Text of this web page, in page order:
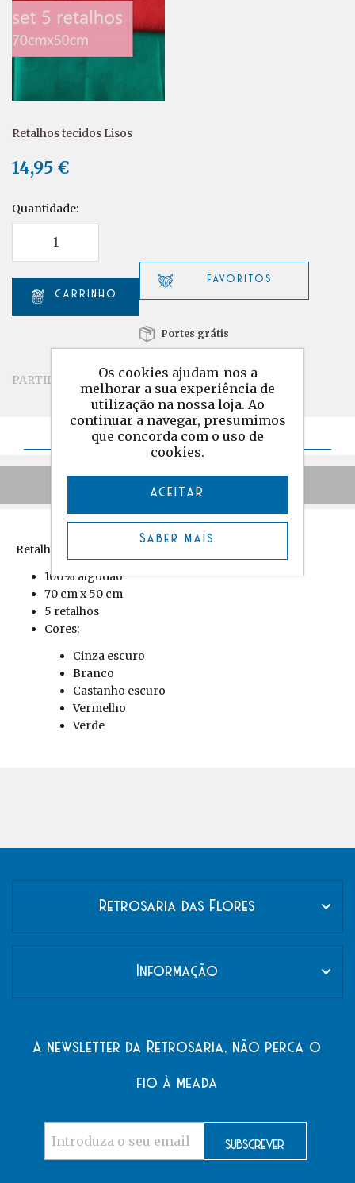
Retalhos tecidos Lisos
14,95 €
Quantidade:
Portes grátis
PARTILHAR
Detalhes
Retalhos tecidos Lisos
100% algodão
70 cm x 50 cm
5 retalhos
Cores:
Cinza escuro
Branco
Castanho escuro
Vermelho
Verde
Retrosaria das Flores
Informação
A newsletter da Retrosaria, não perca o
fio à meada
Os cookies ajudam-nos a
melhorar a sua experiência de
utilização na nossa loja. Ao
continuar a navegar, presumimos
que concorda com o uso de
cookies.
ACEITAR
Saber mais